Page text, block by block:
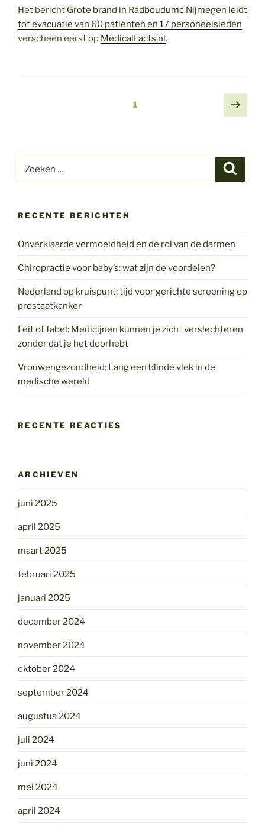
Het bericht Grote brand in Radboudumc Nijmegen leidt
tot evacuatie van 60 patiënten en 17 personeelsleden
verscheen eerst op MedicalFacts.nl.
Pagina1
naar:
RECENTE BERICHTEN
Onverklaarde vermoeidheid en de rol van de darmen
Chiropractie voor baby’s: wat zijn de voordelen?
Nederland op kruispunt: tijd voor gerichte screening op
prostaatkanker
Feit of fabel: Medicijnen kunnen je zicht verslechteren
zonder dat je het doorhebt
Vrouwengezondheid: Lang een blinde vlek in de
medische wereld
RECENTE REACTIES
ARCHIEVEN
juni 2025
april 2025
maart 2025
februari 2025
januari 2025
december 2024
november 2024
oktober 2024
september 2024
augustus 2024
juli 2024
juni 2024
mei 2024
april 2024